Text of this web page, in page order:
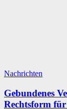
Nachrichten
Gebundenes
Rechtsform